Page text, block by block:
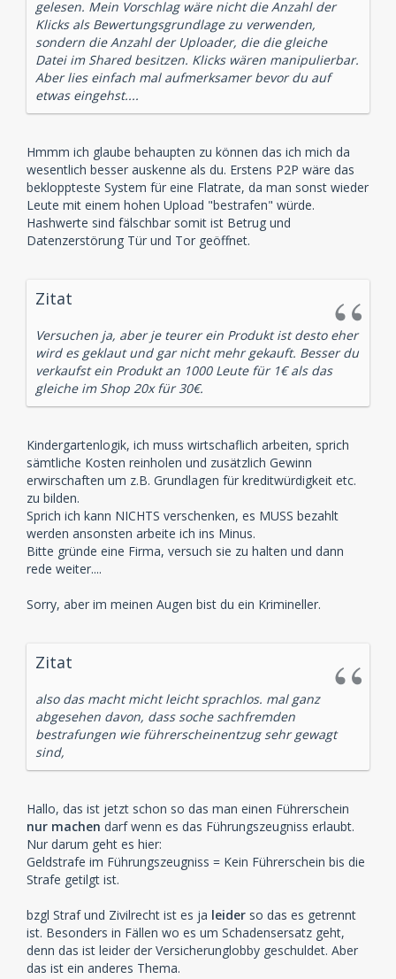
gelesen. Mein Vorschlag wäre nicht die Anzahl der
Klicks als Bewertungsgrundlage zu verwenden,
sondern die Anzahl der Uploader, die die gleiche
Datei im Shared besitzen. Klicks wären manipulierbar.
Aber lies einfach mal aufmerksamer bevor du auf
etwas eingehst....
Hmmm ich glaube behaupten zu können das ich mich da
wesentlich besser auskenne als du. Erstens P2P wäre das
bekloppteste System für eine Flatrate, da man sonst wieder
Leute mit einem hohen Upload "bestrafen" würde.
Hashwerte sind fälschbar somit ist Betrug und
Datenzerstörung Tür und Tor geöffnet.
Zitat
Versuchen ja, aber je teurer ein Produkt ist desto eher
wird es geklaut und gar nicht mehr gekauft. Besser du
verkaufst ein Produkt an 1000 Leute für 1€ als das
gleiche im Shop 20x für 30€.
Kindergartenlogik, ich muss wirtschaflich arbeiten, sprich
sämtliche Kosten reinholen und zusätzlich Gewinn
erwirschaften um z.B. Grundlagen für kreditwürdigkeit etc.
zu bilden.
Sprich ich kann NICHTS verschenken, es MUSS bezahlt
werden ansonsten arbeite ich ins Minus.
Bitte gründe eine Firma, versuch sie zu halten und dann
rede weiter....
Sorry, aber im meinen Augen bist du ein Krimineller.
Zitat
also das macht micht leicht sprachlos. mal ganz
abgesehen davon, dass soche sachfremden
bestrafungen wie führerscheinentzug sehr gewagt
sind,
Hallo, das ist jetzt schon so das man einen Führerschein
nur machen darf wenn es das Führungszeugniss erlaubt.
Nur darum geht es hier:
Geldstrafe im Führungszeugniss = Kein Führerschein bis die
Strafe getilgt ist.
bzgl Straf und Zivilrecht ist es ja leider so das es getrennt
ist. Besonders in Fällen wo es um Schadensersatz geht,
denn das ist leider der Versicherunglobby geschuldet. Aber
das ist ein anderes Thema.